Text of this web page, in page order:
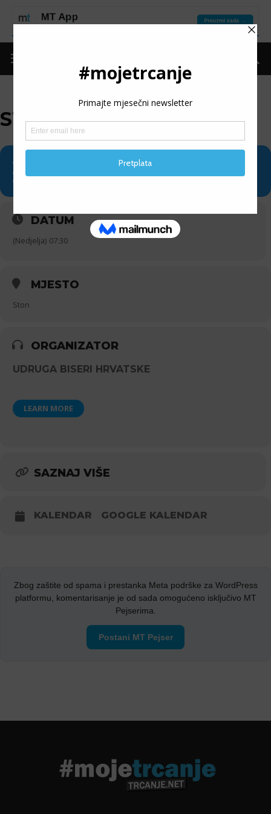
STON WALL MARATHON
23
09
STON WALL MARATHON
DATUM
(Nedjelja) 07:30
MJESTO
Ston
ORGANIZATOR
UDRUGA BISERI HRVATSKE
LEARN MORE
SAZNAJ VIŠE
KALENDAR GOOGLE KALENDAR
Zbog zaštite od spama i prestanka Meta podrške za WordPress
platformu, komentarisanje je od sada omogućeno isključivo MT
Pejserima.
Postani MT Pejser